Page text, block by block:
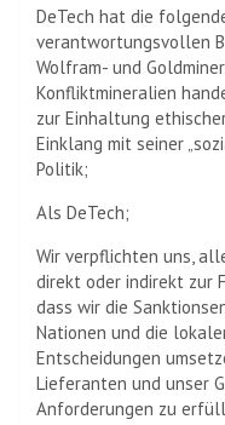
DeTech hat die
verantwortungsvollen
Wolfram- und
Konfliktmineralien
zur Einhaltung
Einklang mit seiner
Politik;
Als DeTech;
Wir verpflichten uns,
direkt oder indirekt zur
dass wir die
Nationen und die
Entscheidungen
Lieferanten und unser
Anforderungen zu